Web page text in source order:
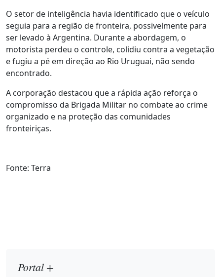
O setor de inteligência havia identificado que o veículo
seguia para a região de fronteira, possivelmente para
ser levado à Argentina. Durante a abordagem, o
motorista perdeu o controle, colidiu contra a vegetação
e fugiu a pé em direção ao Rio Uruguai, não sendo
encontrado.
A corporação destacou que a rápida ação reforça o
compromisso da Brigada Militar no combate ao crime
organizado e na proteção das comunidades
fronteiriças.
Fonte: Terra
Portal +